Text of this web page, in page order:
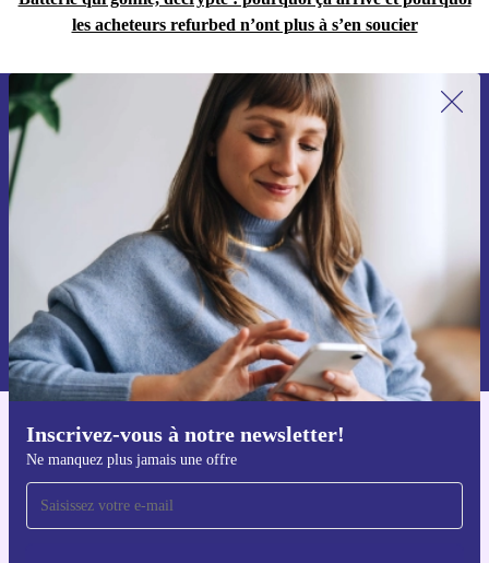
les acheteurs refurbed n’ont plus à s’en soucier
Inscrivez-vous à notre newsletter!
Ne manquez plus jamais une offre
Recevoir offres et infos de refurbed
par mail
Ne manquez plus aucune offre.
S'inscrire
Retrouvez les informations sur l'utilisation des données personnelles
dans notre
politique de confidentialité.
Téléchargez l'application refurbed
Pour iOS et Android